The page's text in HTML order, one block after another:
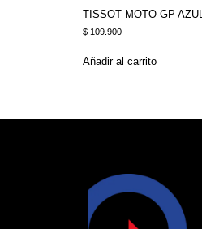
TISSOT MOTO-GP
$ 109.900
Añadir al carrito